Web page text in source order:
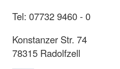
Tel: 07732 9460 - 0
Konstanzer Str. 74
78315 Radolfzell